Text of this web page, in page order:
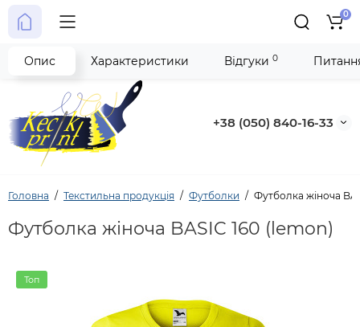
+38 (050) 840-16-33
0
Головна Текстильна продукція Футболки Футболка жіноча
Футболка жіноча BASIC 160 (lemon)
Топ
Опис Характеристики Відгуки 0